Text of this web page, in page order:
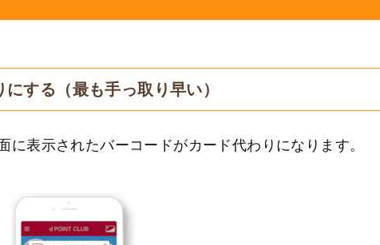
する（最も手っ取り早い）
に表示されたバーコードがカード代わりになります。